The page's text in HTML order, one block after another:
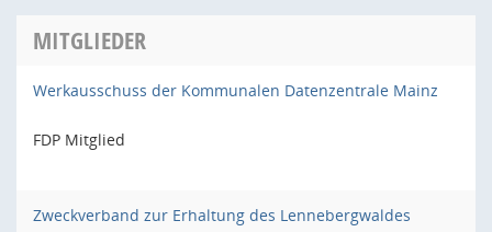
MITGLIEDER
Werkausschuss der Kommunalen Datenzentrale Mainz
FDP Mitglied
Zweckverband zur Erhaltung des Lennebergwaldes